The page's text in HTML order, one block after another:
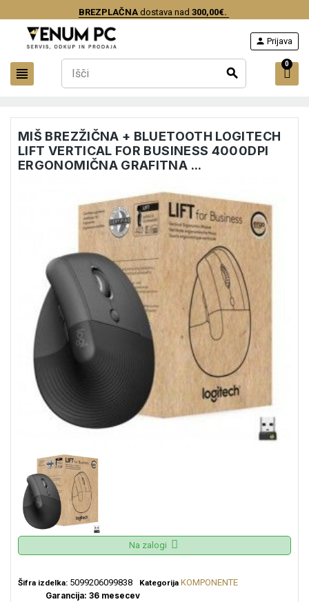
BREZPLAČNAdostava nad 300,00€.
view_headline search
person Prijava
0
MIŠ BREZŽIČNA + BLUETOOTH LOGITECH
LIFT VERTICAL FOR BUSINESS 4000DPI
ERGONOMIČNA GRAFITNA ...
Na zalogi
Šifra izdelka: 5099206099838 Kategorija KOMPONENTE
Garancija: 36 mesecev